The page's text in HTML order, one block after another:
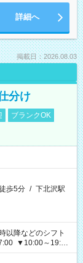
詳細へ
掲載日：2026.08.03
分け
ブランクOK
歩5分 / 下北沢駅
以降などのシフト
▼10:00～19:00